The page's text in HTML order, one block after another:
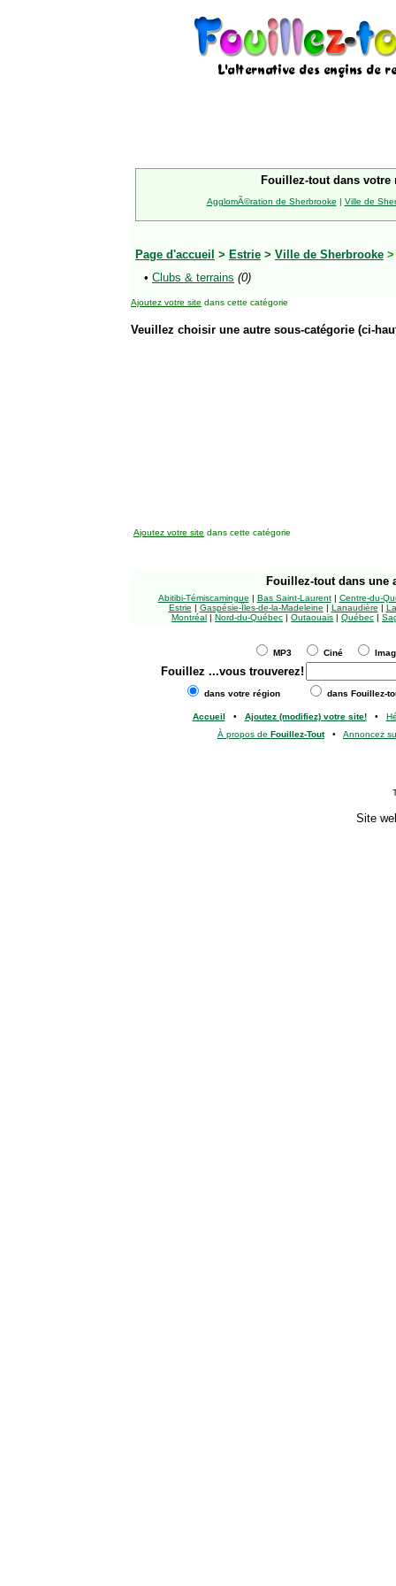
Fouillez-tout dans votre
AgglomÃ©ration de Sherbrooke | Ville de
Page d'accueil > Estrie > Ville de Sherbrooke
• Clubs & terrains (0)
Ajoutez votre site dans cette catégorie
Veuillez choisir une autre sous-catégorie (ci-
Ajoutez votre site dans cette catégorie
Fouillez-tout dans une
Abitibi-Témiscamingue | Bas Saint-Laurent| Centre-du-
Estrie | Gaspésie-Îles-de-la-Madeleine | Lanaudière |
Montréal | Nord-du-Québec | Outaouais | Québec |
MP3 Ciné
Fouillez ...vous trouverez!
dans votre région dans Fouillez-
Accueil • Ajoutez (modifiez) votre site!•
À propos de Fouillez-Tout• Annoncez
Site